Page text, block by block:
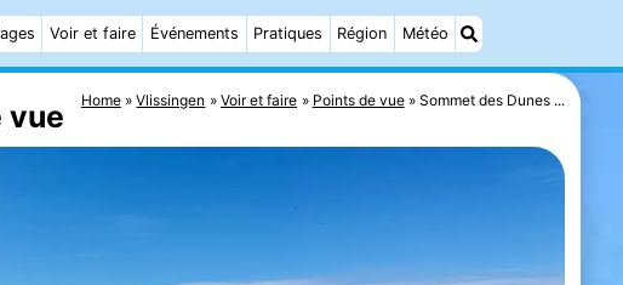
Voir et faire Événements Pratiques Région Météo
Home Vlissingen Voir et faire Points de vue Sommet des Dunes ...
vue